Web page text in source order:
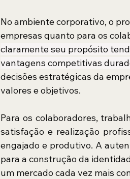
No ambiente corporativo, o
empresas quanto para os
claramente seu propósito
vantagens competitivas
decisões estratégicas da
valores e objetivos.
Para os colaboradores,
satisfação e realização
engajado e produtivo. A
para a construção da
um mercado cada vez mais